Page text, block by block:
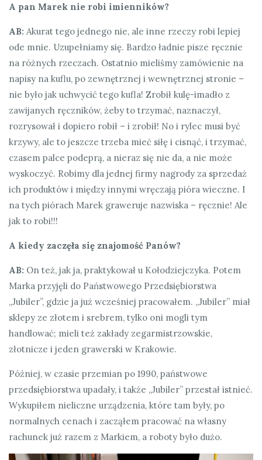
A pan Marek nie robi imienników?
AB: Akurat tego jednego nie, ale inne rzeczy robi lepiej
ode mnie. Uzupełniamy się. Bardzo ładnie pisze ręcznie
na różnych rzeczach. Ostatnio mieliśmy zamówienie na
napisy na kuflu, po zewnętrznej i wewnętrznej stronie –
nie było jak uchwycić tego kufla! Zrobił kulę-imadło z
zawijanych ręczników, żeby to trzymać, naznaczył,
rozrysował i dopiero robił – i zrobił! No i rylec musi być
krzywy, ale to jeszcze trzeba mieć siłę i cisnąć, i trzymać,
czasem palce podeprą, a nieraz się nie da, a nie może
wyskoczyć. Robimy dla jednej firmy nagrody za sprzedaż
ich produktów i między innymi wręczają pióra wieczne. I
na tych piórach Marek graweruje nazwiska – ręcznie! Ale
jak to robi!!!
A kiedy zaczęła się znajomość Panów?
AB: On też, jak ja, praktykował u Kołodziejczyka. Potem
Marka przyjęli do Państwowego Przedsiębiorstwa
„Jubiler”, gdzie ja już wcześniej pracowałem. „Jubiler” miał
sklepy ze złotem i srebrem, tylko oni mogli tym
handlować; mieli też zakłady zegarmistrzowskie,
złotnicze i jeden grawerski w Krakowie.
Później, w czasie przemian po 1990, państwowe
przedsiębiorstwa upadały, i także „Jubiler” przestał istnieć.
Wykupiłem nieliczne urządzenia, które tam były, po
normalnych cenach i zacząłem pracować na własny
rachunek już razem z Markiem, a roboty było dużo.